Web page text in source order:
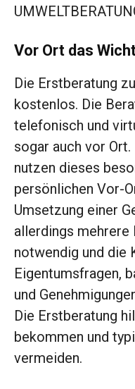
Vor Ort das
Die Erstberatung
kostenlos. Die
telefonisch und
sogar auch vor
nutzen dieses
persönlichen Vor-
Umsetzung einer
allerdings mehrere
notwendig und die
Eigentumsfragen,
und
Die Erstberatung
bekommen und
vermeiden.